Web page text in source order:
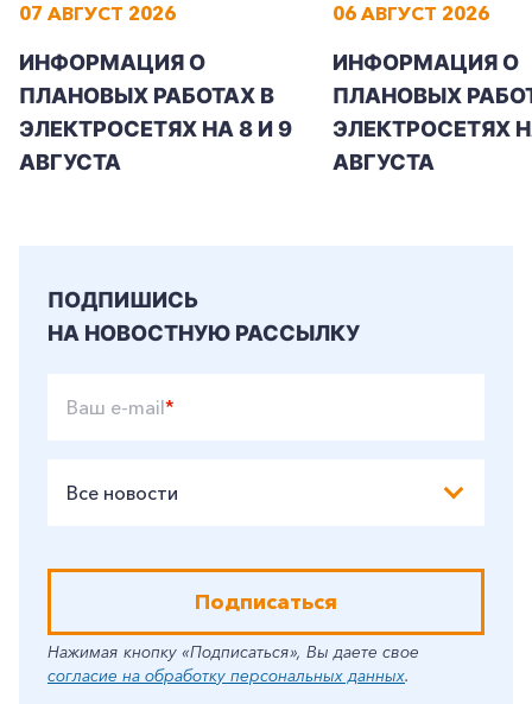
Частным клиентам
Корпоративным клиентам
07 АВГУСТ 2026
ИНФОРМАЦИЯ О
ПЛАНОВЫХ РАБОТАХ В
ЭЛЕКТРОСЕТЯХ НА 8 И 9
АВГУСТА
06 АВГУСТ 2026
ИНФОРМАЦИЯ О
ПЛАНОВЫХ
ЭЛЕКТРОСЕТЯХ
АВГУСТА
ПОДПИШИСЬ
НА НОВОСТНУЮ РАССЫЛКУ
Ваш e-mail*
Все новости
Подписаться
Нажимая кнопку «Подписаться», Вы даете свое
согласие на обработку персональных данных.